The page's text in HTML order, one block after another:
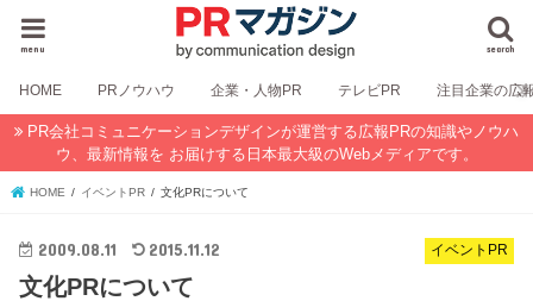
search
menu
HOME PRノウハウ 企業・人物PR テレビPR 注目企業の広
PR会社コミュニケーションデザインが運営する広報PRの知識やノウハ
ウ、最新情報を お届けする日本最大級のWebメディアです。
HOME イベントPR 文化PRについて
イベントPR
2009.08.11 2015.11.12
文化PRについて